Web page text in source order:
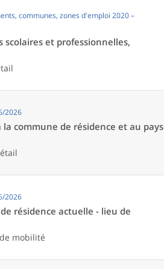
communes, zones d'emploi 2020 –
et professionnelles,
2026
commune de résidence et au pays
2026
résidence actuelle - lieu de
mobilité